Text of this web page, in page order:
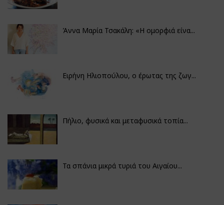
Άννα Μαρία Τσακάλη: «Η ομορφιά είνα...
Ειρήνη Ηλιοπούλου, ο έρωτας της ζωγ...
Πήλιο, φυσικά και μεταφυσικά τοπία...
Τα σπάνια μικρά τυριά του Αιγαίου...